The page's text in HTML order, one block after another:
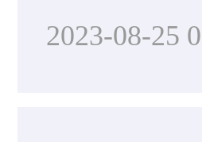
2023-08-25